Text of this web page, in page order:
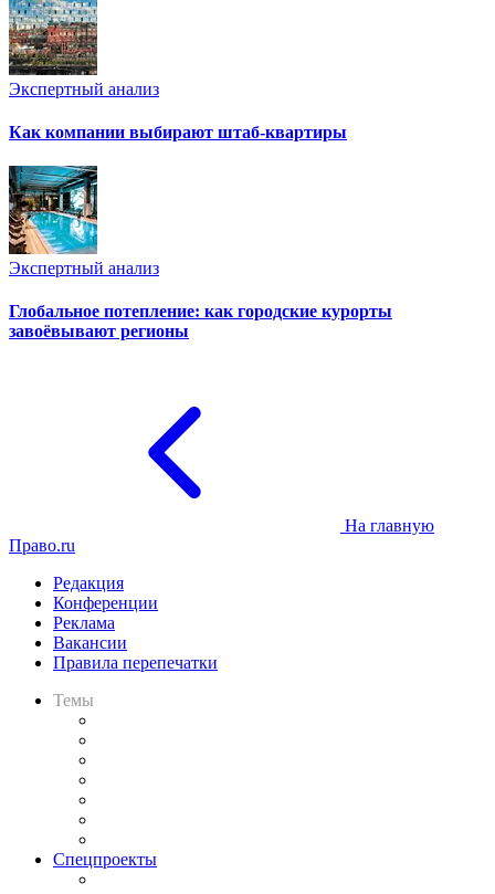
Экспертный анализ
Как компании выбирают штаб-квартиры
Экспертный анализ
Глобальное потепление: как городские курорты
завоёвывают регионы
На главную
Право.ru
Редакция
Конференции
Реклама
Вакансии
Правила перепечатки
Темы
Спецпроекты